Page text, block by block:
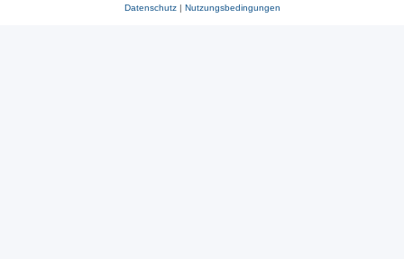
Datenschutz| Nutzungsbedingungen